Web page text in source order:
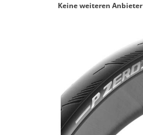
Keine weiteren Anbieter